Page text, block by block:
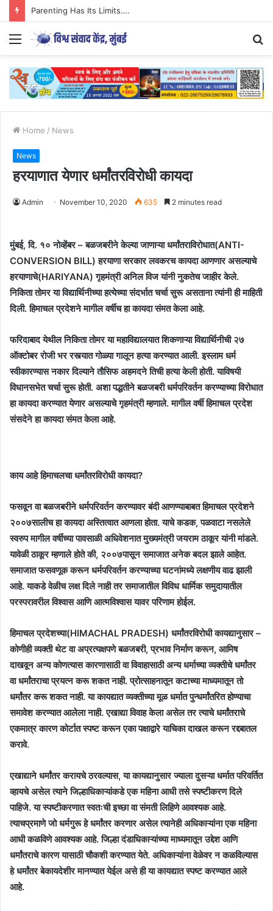
Parenting Has Its Limits….
Menu
Home / News
News
हरयाणात येणार धर्मांतरविरोधी कायदा
Admin November 10, 2020 635 2 minutes read
मुंबई, दि. १० नोव्हेंबर – बळजबरीने केल्या जाणाऱ्या धर्मांतराविरोधात(ANTI-
CONVERSION BILL) हरयाणा सरकार लवकरच कायदा आणणार असल्याचे
हरयाणाचे(HARIYANA) गृहमंत्री अनिल विज यांनी नुकतेच जाहीर केले.
निकिता तोमर या विद्यार्थिनीच्या हत्येच्या संदर्भात चर्चा सुरू असताना त्यांनी ही माहिती
दिली. हिमाचल प्रदेशने मागील वर्षीच हा कायदा संमत केला आहे.
फरिदाबाद येथील निकिता तोमर या महाविद्यालयात शिकणाऱ्या विद्यार्थिनीची २७
ऑक्टोबर रोजी भर रस्त्यात गोळ्या गालून हत्या करण्यात आली. इस्लाम धर्म
स्वीकारण्यास नकार दिल्याने तौसिफ अहमदने तिची हत्या केली होती. याविषयी
विधानसभेत चर्चा सुरू होती. अशा पद्धतीने बळजबरी धर्मपरिवर्तन करण्याच्या विरोधात
हा कायदा करण्यात येणार असल्याचे गृहमंत्री म्हणाले. मागील वर्षी हिमाचल प्रदेश
संसदेने हा कायदा संमत केला आहे.
काय आहे हिमाचलचा धर्मांतरविरोधी कायदा?
फसवून वा बळजबरीने धर्मपरिवर्तन करण्यावर बंदी आणण्याबाबत हिमाचल प्रदेशने
२००७सालीच हा कायदा अस्तित्वात आणला होता. याचे कडक, पळवाटा नसलेले
स्वरुप मागील वर्षीच्या पावसाळी अधिवेशनात मुख्यमंत्री जयराम ठाकूर यांनी मांडले.
यावेळी ठाकूर म्हणाले होते की, २००७पासून समाजात अनेक बदल झाले आहेत.
समाजात फसवणूक करून धर्मपरिवर्तन करण्याच्या घटनांमध्ये लक्षणीय वाढ झाली
आहे. याकडे वेळीच लक्ष दिले नाही तर समाजातील विविध धार्मिक समुदायातील
परस्परावरील विश्वास आणि आत्मविश्वास यावर परिणाम होईल.
हिमाचल प्रदेशच्या(HIMACHAL PRADESH) धर्मांतरविरोधी कायद्यानुसार –
कोणीही व्यक्ती थेट वा अप्रत्यक्षपणे बळजबरी, प्रभाव निर्माण करून, आमिष
दाखवून अन्य कोणत्यास कारणासाठी वा विवाहासाठी अन्य धर्माच्या व्यक्तीचे धर्मांतर
वा धर्मांतराचा प्रयत्न करू शकत नाही. प्रोत्साहनातून कटाच्या माध्यमातून तो
धर्मांतर करू शकत नाही. या कायद्यात व्यक्तीच्या मूळ धर्मात पुन्धर्मांतरित होण्याचा
समावेश करण्यात आलेला नाही. एखाद्या विवाह केला असेल तर त्याचे धर्मांतराचे
एकमात्र कारण कोर्टात स्पष्ट करून एका पक्षाद्वारे याचिका दाखल करून रद्दबातल
करावे.
एखाद्याने धर्मांतर करायचे ठरवल्यास, या कायद्यानुसार ज्याला दुसऱ्या धर्मात परिवर्तित
व्हायचे असेल त्याने जिल्हाधिकाऱ्यांकडे एक महिना आधी तसे स्पष्टीकरण दिले
पाहिजे. या स्पष्टीकरणात स्वतःची इच्छा वा संमती लिहिणे आवश्यक आहे.
त्याचप्रमाणे जो धर्मगुरू हे धर्मांतर करणार असेल त्यानेही अधिकाऱ्यांना एक महिना
आधी कळविणे आवश्यक आहे. जिल्हा दंडाधिकाऱ्यांच्या माध्यमातून उद्देश आणि
धर्मांतराचे कारण यासाठी चौकशी करण्यात येते. अधिकाऱ्यांना वेळेवर न कळविल्यास
हे धर्मांतर बेकायदेशीर मानण्यात येईल असे ही या कायद्यात स्पष्ट करण्यात आले
आहे.